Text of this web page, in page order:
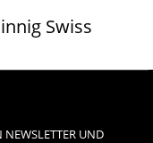
Swiss
UND